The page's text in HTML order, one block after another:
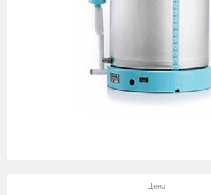
Цена